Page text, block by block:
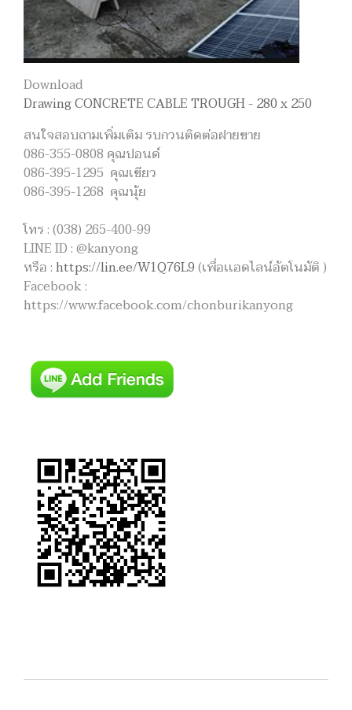
Download
Drawing CONCRETE CABLE TROUGH - 280 x 250
สนใจสอบถามเพิ่มเติม รบกวนติดต่อฝายขาย
086-355-0808 คุณปอนด์
086-395-1295 คุณเขียว
086-395-1268 คุณนุ้ย
โทร : (038) 265-400-99
LINE ID : @kanyong
หรือ :https://lin.ee/W1Q76L9(เพื่อเเอดไลน์อัตโนมัติ )
Facebook :
https://www.facebook.com/chonburikanyong